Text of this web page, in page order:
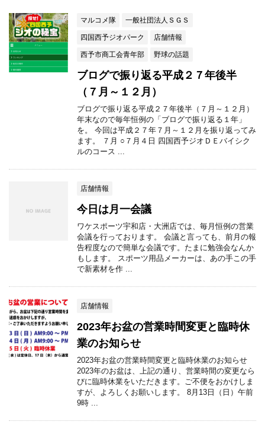
マルコメ隊
一般社団法人ＳＧＳ
四国西予ジオパーク
店舗情報
西予市商工会青年部
野球の話題
ブログで振り返る平成２７年後半
（７月～１２月）
ブログで振り返る平成２７年後半（７月～１２月）
年末なので毎年恒例の「ブログで振り返る１年」
を。 今回は平成２７年７月～１２月を振り返ってみ
ます。 ７月 ○７月４日 四国西予ジオＤＥバイシク
ルのコース ...
店舗情報
今日は月一会議
ワケスポーツ宇和店・大洲店では、毎月恒例の営業
会議を行っております。 会議と言っても、前月の報
告程度なので簡単な会議です。たまに勉強会なんか
もします。 スポーツ用品メーカーは、あの手この手
で新素材を作 ...
店舗情報
2023年お盆の営業時間変更と臨時休
業のお知らせ
2023年お盆の営業時間変更と臨時休業のお知らせ
2023年のお盆は、上記の通り、営業時間の変更なら
びに臨時休業をいただきます。ご不便をおかけしま
すが、よろしくお願いします。 8月13日（日）午前
9時 ...